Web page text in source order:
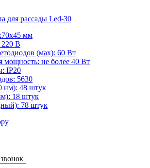
для рассады Led-30
мм
В
(мах): 60 Вт
мощность: не более 40 Вт
IP20
5630
нм): 48 штук
18 штук
78 штук